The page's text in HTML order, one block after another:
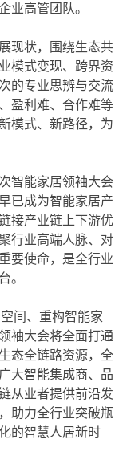
业高管团队。
现状，围绕生态共
模式变现、跨界资
的专业思辨与交流
盈利难、合作难等
模式、新路径，为
智能家居领袖大会
已成为智能家居产
接产业链上下游优
行业高端人脉、对
要使命，是全行业
。
间、重构智能家
袖大会将全面打通
态全链路资源，全
大智能集成商、品
从业者提供前沿发
助力全行业突破瓶
的智慧人居新时